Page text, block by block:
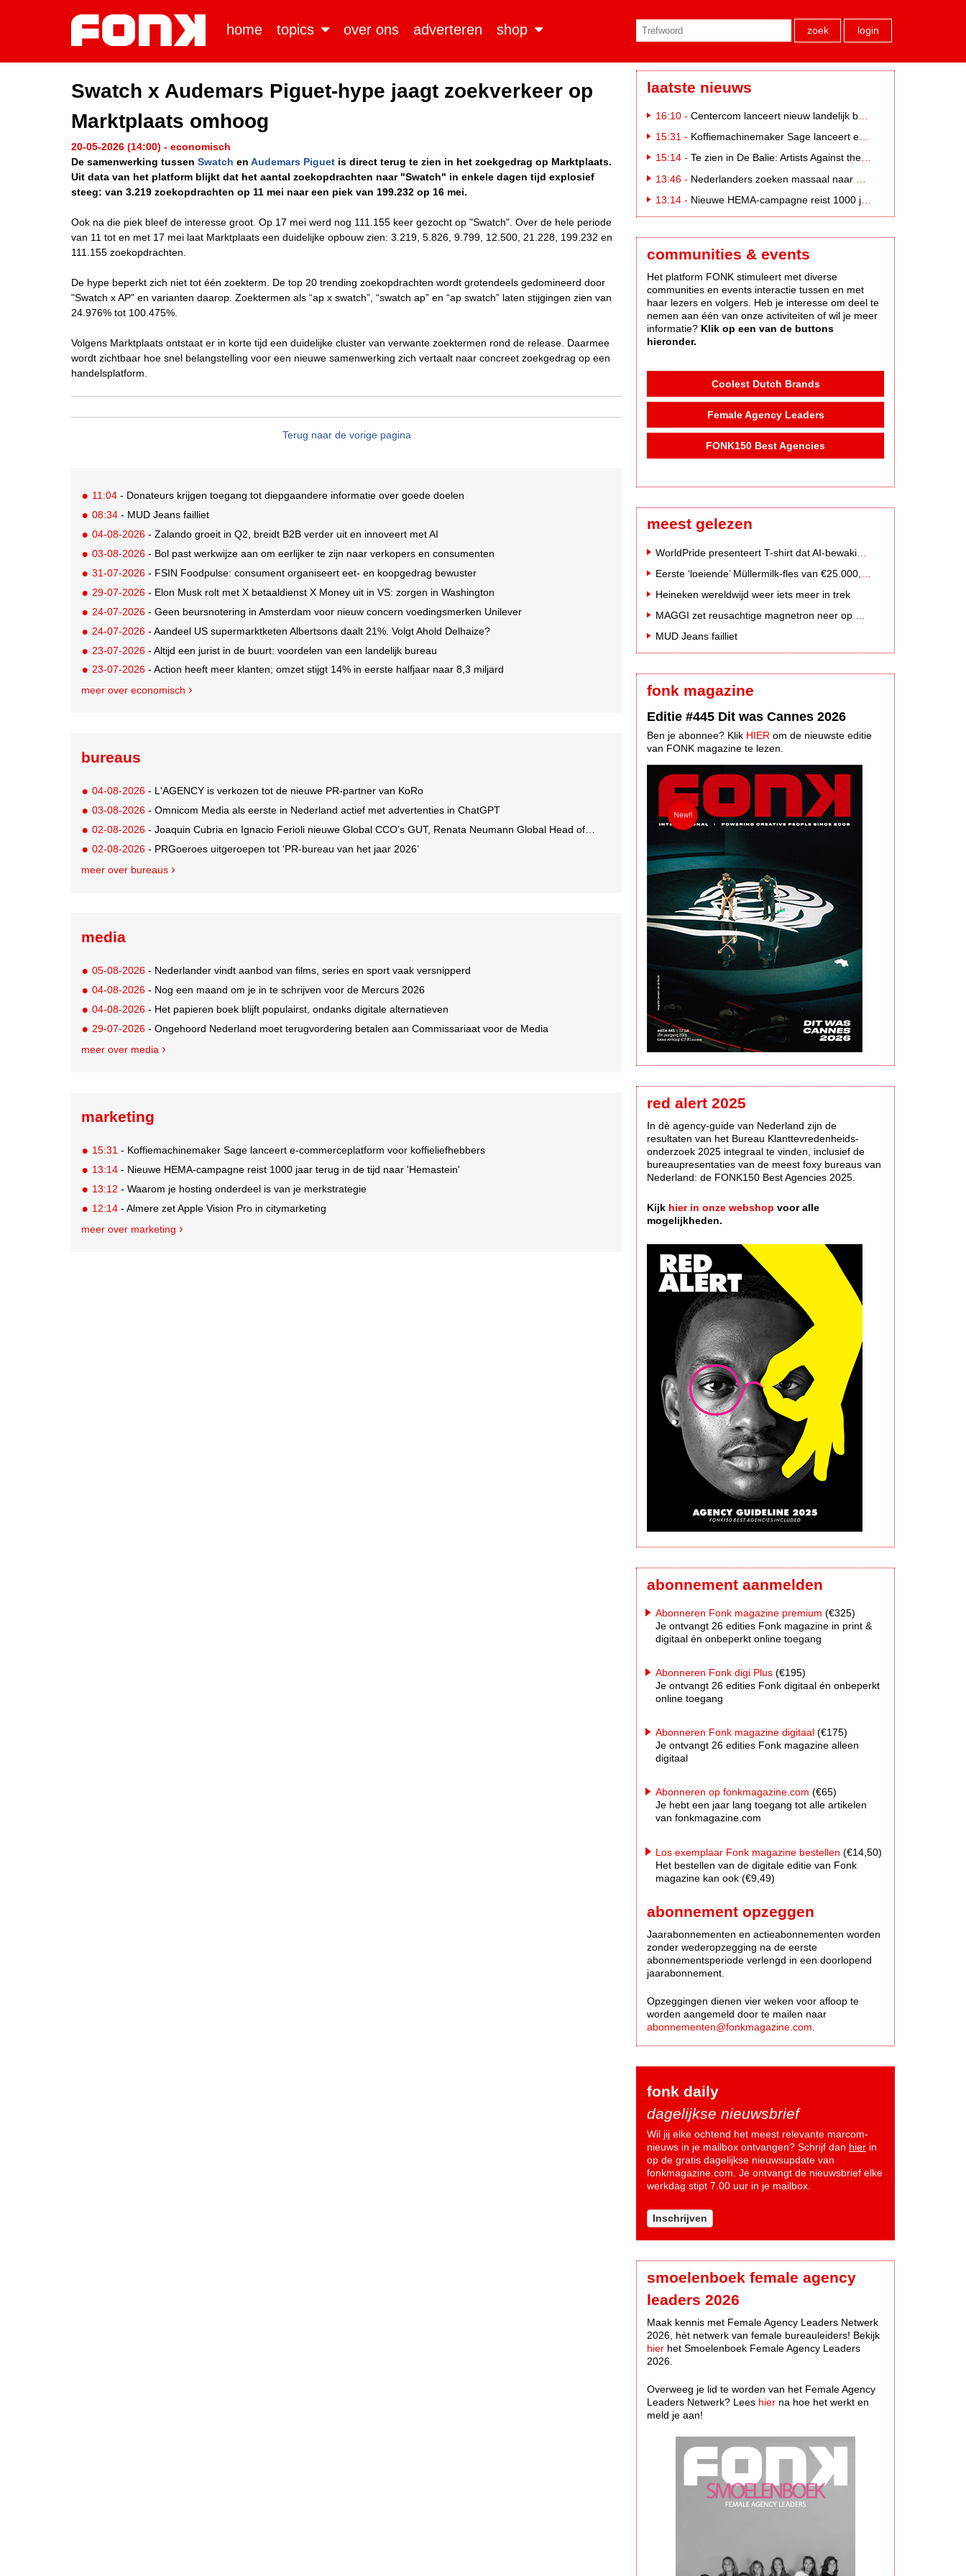
home topics over ons adverteren shop zoek login
Swatch x Audemars Piguet-hype jaagt zoekverkeer op
Marktplaats omhoog
20-05-2026 (14:00) - economisch
De samenwerking tussen Swatch en Audemars Piguet is direct terug te zien in het zoekgedrag op Marktplaats.
Uit data van het platform blijkt dat het aantal zoekopdrachten naar "Swatch" in enkele dagen tijd explosief
steeg: van 3.219 zoekopdrachten op 11 mei naar een piek van 199.232 op 16 mei.
Ook na die piek bleef de interesse groot. Op 17 mei werd nog 111.155 keer gezocht op "Swatch". Over de hele periode
van 11 tot en met 17 mei laat Marktplaats een duidelijke opbouw zien: 3.219, 5.826, 9.799, 12.500, 21.228, 199.232 en
111.155 zoekopdrachten.
De hype beperkt zich niet tot één zoekterm. De top 20 trending zoekopdrachten wordt grotendeels gedomineerd door
"Swatch x AP" en varianten daarop. Zoektermen als “ap x swatch”, “swatch ap” en “ap swatch” laten stijgingen zien van
24.976% tot 100.475%.
Volgens Marktplaats ontstaat er in korte tijd een duidelijke cluster van verwante zoektermen rond de release. Daarmee
wordt zichtbaar hoe snel belangstelling voor een nieuwe samenwerking zich vertaalt naar concreet zoekgedrag op een
handelsplatform.
Terug naar de vorige pagina
11:04 - Donateurs krijgen toegang tot diepgaandere informatie over goede doelen
08:34 - MUD Jeans failliet
04-08-2026 - Zalando groeit in Q2, breidt B2B verder uit en innoveert met AI
03-08-2026 - Bol past werkwijze aan om eerlijker te zijn naar verkopers en consumenten
31-07-2026 - FSIN Foodpulse: consument organiseert eet- en koopgedrag bewuster
29-07-2026 - Elon Musk rolt met X betaaldienst X Money uit in VS: zorgen in Washington
24-07-2026 - Geen beursnotering in Amsterdam voor nieuw concern voedingsmerken Unilever
24-07-2026 - Aandeel US supermarktketen Albertsons daalt 21%. Volgt Ahold Delhaize?
23-07-2026 - Altijd een jurist in de buurt: voordelen van een landelijk bureau
23-07-2026 - Action heeft meer klanten; omzet stijgt 14% in eerste halfjaar naar 8,3 miljard
meer over economisch
bureaus
04-08-2026 - L'AGENCY is verkozen tot de nieuwe PR-partner van KoRo
03-08-2026 - Omnicom Media als eerste in Nederland actief met advertenties in ChatGPT
02-08-2026 - Joaquin Cubria en Ignacio Ferioli nieuwe Global CCO’s GUT, Renata Neumann Global Head of Production
02-08-2026 - PRGoeroes uitgeroepen tot ‘PR-bureau van het jaar 2026’
meer over bureaus
media
05-08-2026 - Nederlander vindt aanbod van films, series en sport vaak versnipperd
04-08-2026 - Nog een maand om je in te schrijven voor de Mercurs 2026
04-08-2026 - Het papieren boek blijft populairst, ondanks digitale alternatieven
29-07-2026 - Ongehoord Nederland moet terugvordering betalen aan Commissariaat voor de Media
meer over media
marketing
15:31 - Koffiemachinemaker Sage lanceert e-commerceplatform voor koffieliefhebbers
13:14 - Nieuwe HEMA-campagne reist 1000 jaar terug in de tijd naar 'Hemastein'
13:12 - Waarom je hosting onderdeel is van je merkstrategie
12:14 - Almere zet Apple Vision Pro in citymarketing
meer over marketing
laatste nieuws
16:10 - Centercom lanceert nieuw landelijk buitereclamenetwerk: City Cubes
15:31 - Koffiemachinemaker Sage lanceert e-commerceplatform voor koffieliefhebbers
15:14 - Te zien in De Balie: Artists Against the Kremlin III
13:46 - Nederlanders zoeken massaal naar eclipsbrillen op Marktplaats
13:14 - Nieuwe HEMA-campagne reist 1000 jaar terug in de tijd naar 'Hemastein'
communities & events
Het platform FONK stimuleert met diverse
communities en events interactie tussen en met
haar lezers en volgers. Heb je interesse om deel te
nemen aan één van onze activiteiten of wil je meer
informatie? Klik op een van de buttons
hieronder.
Coolest Dutch Brands
Female Agency Leaders
FONK150 Best Agencies
meest gelezen
Heineken wereldwijd weer iets meer in trek
MUD Jeans failliet
fonk magazine
Editie #445 Dit was Cannes 2026
Ben je abonnee? Klik HIER om de nieuwste editie
van FONK magazine te lezen.
red alert 2025
In dè agency-guide van Nederland zijn de
resultaten van het Bureau Klanttevredenheids-
onderzoek 2025 integraal te vinden, inclusief de
bureaupresentaties van de meest foxy bureaus van
Nederland: de FONK150 Best Agencies 2025.
Kijk hier in onze webshop voor alle
mogelijkheden.
abonnement aanmelden
Abonneren Fonk magazine premium (€325)
Je ontvangt 26 edities Fonk magazine in print &
digitaal én onbeperkt online toegang
Abonneren Fonk digi Plus (€195)
Je ontvangt 26 edities Fonk digitaal én onbeperkt
online toegang
Abonneren Fonk magazine digitaal (€175)
Je ontvangt 26 edities Fonk magazine alleen
digitaal
Abonneren op fonkmagazine.com (€65)
Je hebt een jaar lang toegang tot alle artikelen
van fonkmagazine.com
Los exemplaar Fonk magazine bestellen (€14,50)
Het bestellen van de digitale editie van Fonk
magazine kan ook (€9,49)
abonnement opzeggen
Jaarabonnementen en actieabonnementen worden
zonder wederopzegging na de eerste
abonnementsperiode verlengd in een doorlopend
jaarabonnement.
Opzeggingen dienen vier weken voor afloop te
worden aangemeld door te mailen naar
abonnementen@fonkmagazine.com
fonk daily
dagelijkse nieuwsbrief
Wil jij elke ochtend het meest relevante marcom-
nieuws in je mailbox ontvangen? Schrijf dan hier in
op de gratis dagelijkse nieuwsupdate van
fonkmagazine.com. Je ontvangt de nieuwsbrief elke
werkdag stipt 7.00 uur in je mailbox.
Inschrijven
smoelenboek female agency
leaders 2026
Maak kennis met Female Agency Leaders Netwerk
2026, hèt netwerk van female bureauleiders! Bekijk
hier het Smoelenboek Female Agency Leaders
2026.
Overweeg je lid te worden van het Female Agency
Leaders Netwerk? Lees hier na hoe het werkt en
meld je aan!